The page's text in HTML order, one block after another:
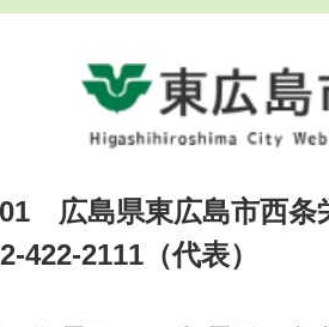
広島県東広島市西
422-2111（代表）